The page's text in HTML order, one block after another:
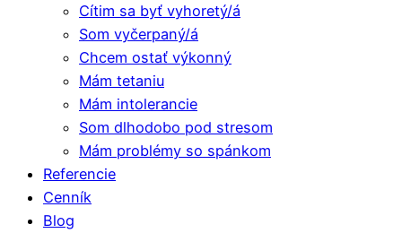
Cítim sa byť vyhoretý/á
Som vyčerpaný/á
Chcem ostať výkonný
Mám tetaniu
Mám intolerancie
Som dlhodobo pod stresom
Mám problémy so spánkom
Referencie
Cenník
Blog